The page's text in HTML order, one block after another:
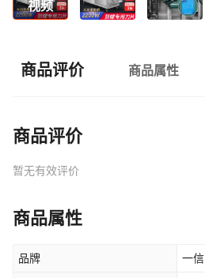
视频
商品评价 商品属性
商品评价
暂无有效评价
商品属性
品牌 一信